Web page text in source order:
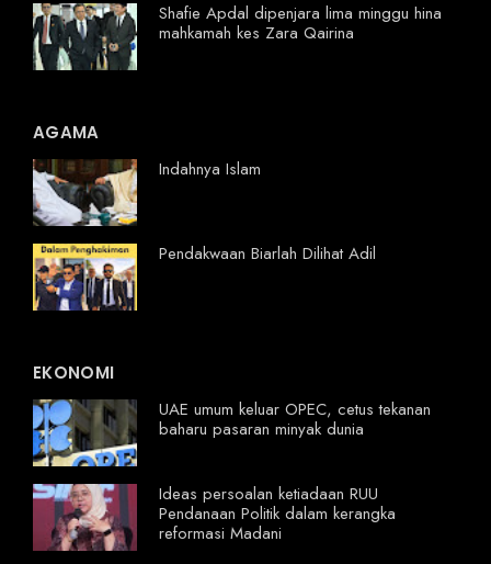
Shafie Apdal dipenjara lima minggu hina
mahkamah kes Zara Qairina
AGAMA
Indahnya Islam
Pendakwaan Biarlah Dilihat Adil
EKONOMI
UAE umum keluar OPEC, cetus tekanan
baharu pasaran minyak dunia
Ideas persoalan ketiadaan RUU
Pendanaan Politik dalam kerangka
reformasi Madani